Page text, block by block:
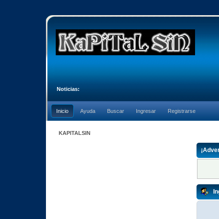
Noticias:
Inicio Ayuda Buscar Ingresar Registrarse
KAPITALSIN